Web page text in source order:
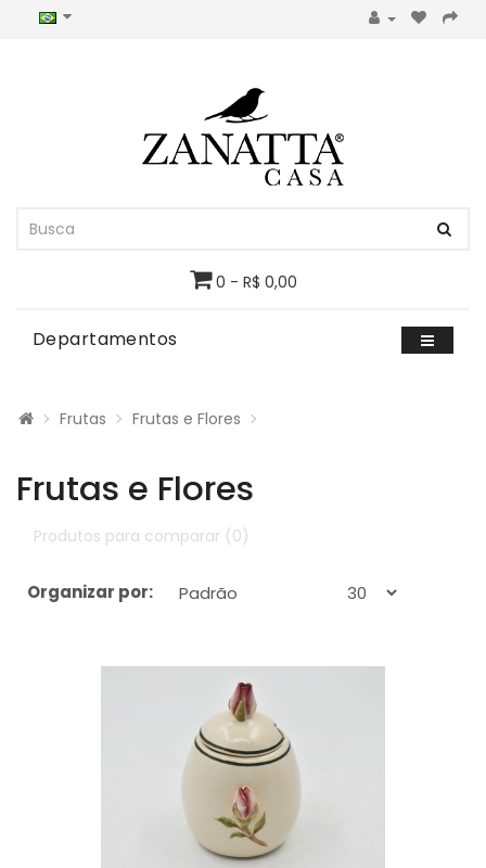
0 - R$ 0,00
Departamentos
Frutas Frutas e Flores
Frutas e Flores
Produtos para comparar (0)
Organizar por: